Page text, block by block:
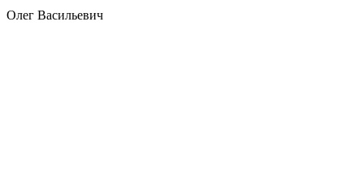
Олег Васильевич